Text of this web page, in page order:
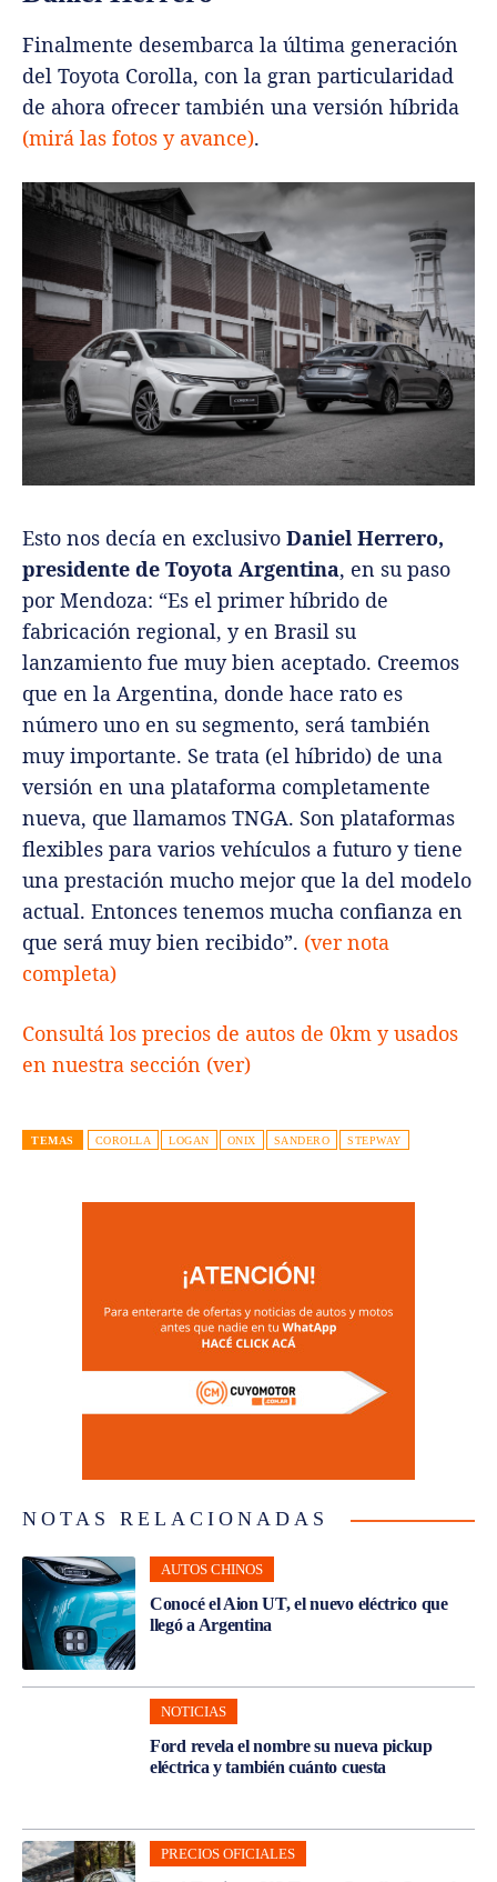
Finalmente desembarca la última generación
del Toyota Corolla, con la gran particularidad
de ahora ofrecer también una versión híbrida
(mirá las fotos y avance).
Esto nos decía en exclusivo Daniel Herrero,
presidente de Toyota Argentina, en su paso
por Mendoza: “Es el primer híbrido de
fabricación regional, y en Brasil su
lanzamiento fue muy bien aceptado. Creemos
que en la Argentina, donde hace rato es
número uno en su segmento, será también
muy importante. Se trata (el híbrido) de una
versión en una plataforma completamente
nueva, que llamamos TNGA. Son plataformas
flexibles para varios vehículos a futuro y tiene
una prestación mucho mejor que la del modelo
actual. Entonces tenemos mucha confianza en
que será muy bien recibido”. (ver nota
completa)
Consultá los precios de autos de 0km y usados
en nuestra sección (ver)
TEMAS COROLLA LOGAN ONIX SANDERO STEPWAY
NOTAS RELACIONADAS
AUTOS CHINOS
Conocé el Aion UT, el nuevo eléctrico que
llegó a Argentina
NOTICIAS
Ford revela el nombre su nueva pickup
eléctrica y también cuánto cuesta
PRECIOS OFICIALES